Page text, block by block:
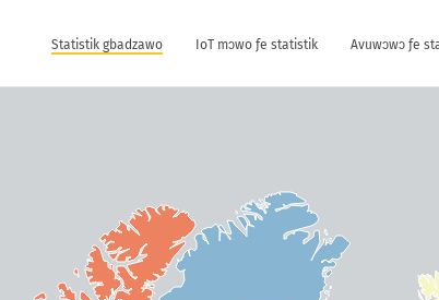
Statistik gbadzawo IoT mɔwo ƒe statistik Avuwɔwɔ ƒe